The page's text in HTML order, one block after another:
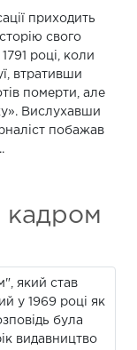
приходить
свого
році, коли
втративши
померти, але
Вислухавши
побажав
кадром
який став
у 1969 році як
була
видавництво